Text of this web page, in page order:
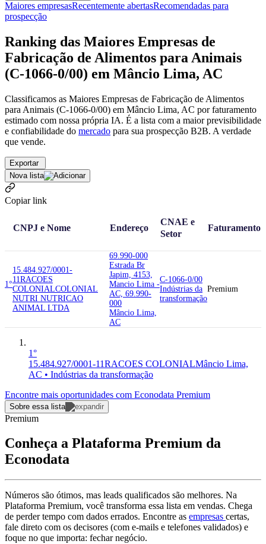
Maiores empresasRecentemente abertasRecomendadas para
prospecção
Ranking das Maiores Empresas de
Fabricação de Alimentos para Animais
(C-1066-0/00) em Mâncio Lima, AC
Classificamos as Maiores Empresas de Fabricação de Alimentos
para Animais (C-1066-0/00) em Mâncio Lima, AC por faturamento
estimado com nossa própria IA. É a lista com a maior previsibilidade
e confiabilidade do mercado para sua prospecção B2B. A verdade
que vende.
Exportar
Nova lista
Copiar link
CNPJ e Nome Endereço
CNAE e
Setor
Faturamento
1°
15.484.927/0001-
11RACOES
COLONIALCOLONIAL
NUTRI NUTRICAO
ANIMAL LTDA
69.990-000
Estrada Br
Japim, 4153,
Mancio Lima -
AC, 69.990-
000
Mâncio Lima,
AC
C-1066-0/00
Indústrias da
transformação
Premium
1°
15.484.927/0001-11RACOES COLONIALMâncio Lima,
AC • Indústrias da transformação
Encontre mais oportunidades com Econodata Premium
Sobre essa lista
Premium
Conheça a Plataforma Premium da
Econodata
Números são ótimos, mas leads qualificados são melhores. Na
Plataforma Premium, você transforma essa lista em vendas. Chega
de perder tempo com dados errados. Encontre as empresas certas,
fale direto com os decisores (com e-mails e telefones validados) e
foque no que importa: fechar negócio.